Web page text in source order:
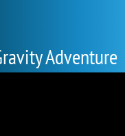
Adventure